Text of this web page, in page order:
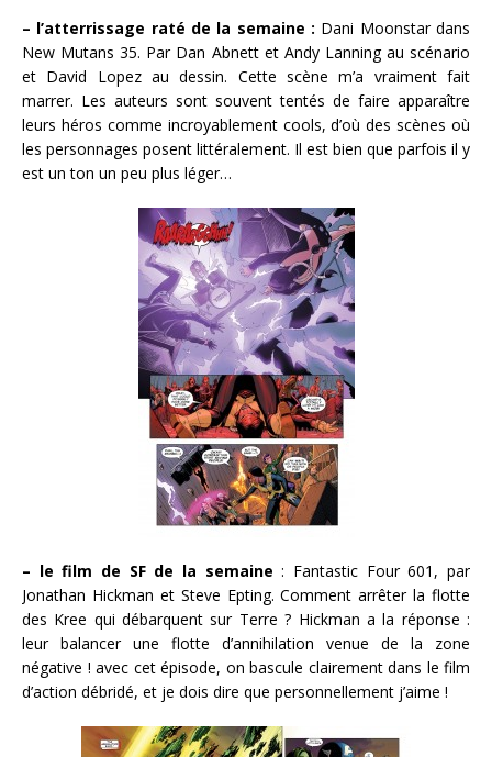
– l’atterrissage raté de la semaine : Dani Moonstar dans
New Mutans 35. Par Dan Abnett et Andy Lanning au scénario
et David Lopez au dessin. Cette scène m’a vraiment fait
marrer. Les auteurs sont souvent tentés de faire apparaître
leurs héros comme incroyablement cools, d’où des scènes où
les personnages posent littéralement. Il est bien que parfois il y
est un ton un peu plus léger…
– le film de SF de la semaine : Fantastic Four 601, par
Jonathan Hickman et Steve Epting. Comment arrêter la flotte
des Kree qui débarquent sur Terre ? Hickman a la réponse :
leur balancer une flotte d’annihilation venue de la zone
négative ! avec cet épisode, on bascule clairement dans le film
d’action débridé, et je dois dire que personnellement j’aime !